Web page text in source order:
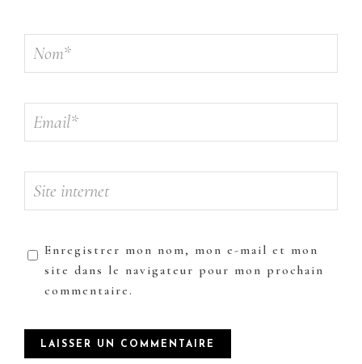
Enregistrer mon nom, mon e-mail et mon
site dans le navigateur pour mon prochain
commentaire.